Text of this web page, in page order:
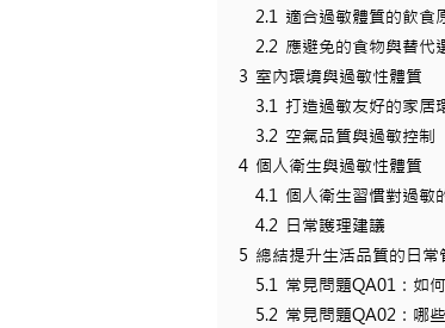
2.1 適合過敏體質的飲食
2.2 應避免的食物與替代
3 室內環境與過敏性體質
3.1 打造過敏友好的家居
3.2 空氣品質與過敏控制
4 個人衛生與過敏性體質
4.1 個人衛生習慣對過敏
4.2 日常護理建議
5 總結提升生活品質的日常
5.1 常見問題QA01：如
5.2 常見問題QA02：哪